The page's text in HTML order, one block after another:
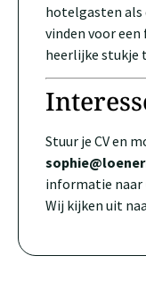
hotelgasten als
vinden voor
heerlijke stukje
Stuur je CV en
sophie
informatie naar
Wij kijken uit